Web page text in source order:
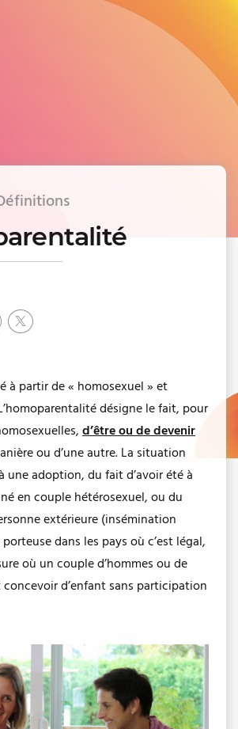
à partir de « homosexuel » et
désigne le fait, pour
d’être ou de devenir
ou d’une autre. La situation
une adoption, du fait d’avoir été à
en couple hétérosexuel, ou du
extérieure (insémination
dans les pays où c’est légal,
où un couple d’hommes ou de
d’enfant sans participation